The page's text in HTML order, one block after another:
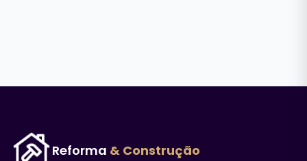
Reforma & Construção